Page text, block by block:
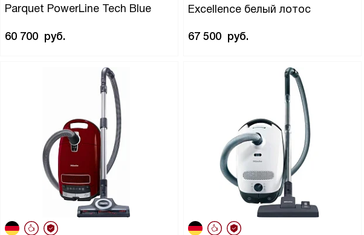
Parquet PowerLine Tech Blue
60 700 руб.
Excellence белый лотос
67 500 руб.